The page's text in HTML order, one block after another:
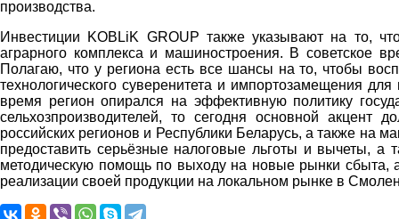
производства.
Инвестиции KOBLiK GROUP также указывают на то,
аграрного комплекса и машиностроения. В советское
Полагаю, что у региона есть все шансы на то, чтобы
технологического суверенитета и импортозамещения
время регион опирался на эффективную политику
сельхозпроизводителей, то сегодня основной акцент
российских регионов и Республики Беларусь, а также на
предоставить серьёзные налоговые льготы и вычеты, а
методическую помощь по выходу на новые рынки сбыта,
реализации своей продукции на локальном рынке в